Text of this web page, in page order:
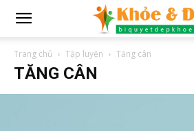
Trang chủ Tập luyện Tăng cân
TĂNG CÂN